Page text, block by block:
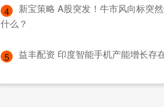
4
新宝策略 A股突发！牛市风向标突
什么？
5 益丰配资 印度智能手机产能增长存